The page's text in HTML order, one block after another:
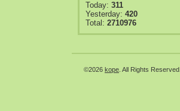
Today: 311
Yesterday: 420
Total: 2710976
©2026 kope . All Rights Reserved.